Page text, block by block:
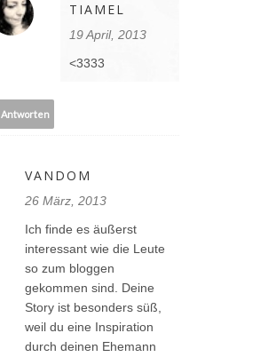
TIAMEL
19 April, 2013
<3333
Antworten
VANDOM
26 März, 2013
Ich finde es äußerst
interessant wie die Leute
so zum bloggen
gekommen sind. Deine
Story ist besonders süß,
weil du eine Inspiration
durch deinen Ehemann